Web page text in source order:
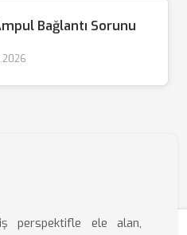
Bağlantı Sorunu
perspektifle ele alan,